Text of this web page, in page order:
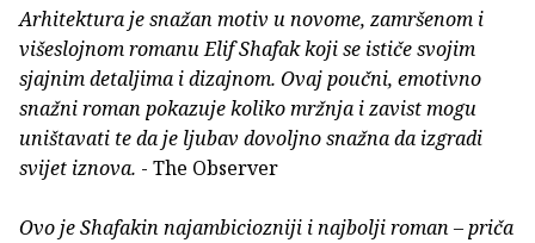
Arhitektura je snažan motiv u novome, zamršenom i
višeslojnom romanu Elif Shafak koji se ističe svojim
sjajnim detaljima i dizajnom. Ovaj poučni, emotivno
snažni roman pokazuje koliko mržnja i zavist mogu
uništavati te da je ljubav dovoljno snažna da izgradi
svijet iznova. - The Observer
Ovo je Shafakin najambiciozniji i najbolji roman – priča